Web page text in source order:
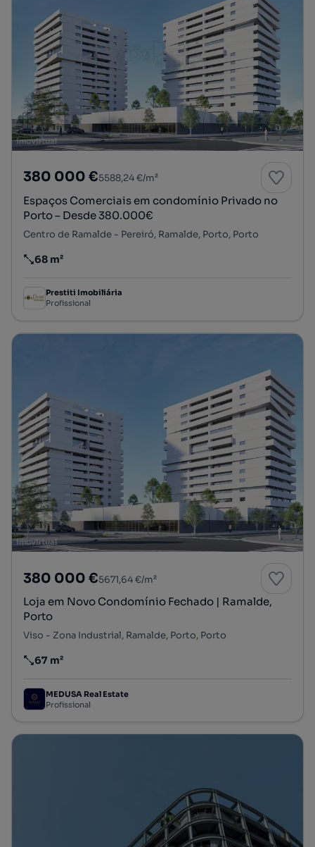
380 000 €5588,24 €/m²
Espaços Comerciais em condomínio Privado no
Porto – Desde 380.000€
Centro de Ramalde - Pereiró, Ramalde, Porto, Porto
Preço por metro quadrado
68 m²
Prestiti Imobiliária
Profissional
380 000 €5671,64 €/m²
Loja em Novo Condomínio Fechado | Ramalde,
Porto
Viso - Zona Industrial, Ramalde, Porto, Porto
Preço por metro quadrado
67 m²
MEDUSA Real Estate
Profissional